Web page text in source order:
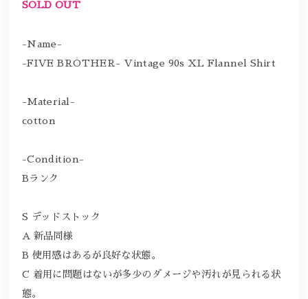
SOLD OUT
-Name-
-FIVE BROTHER- Vintage 90s XL Flannel Shirt
-Material-
cotton
-Condition-
Bランク
S デッドストック
A 新品同様
B 使用感はあるが良好な状態。
C 着用に問題はないが多少のダメージや汚れが見られる状
態。